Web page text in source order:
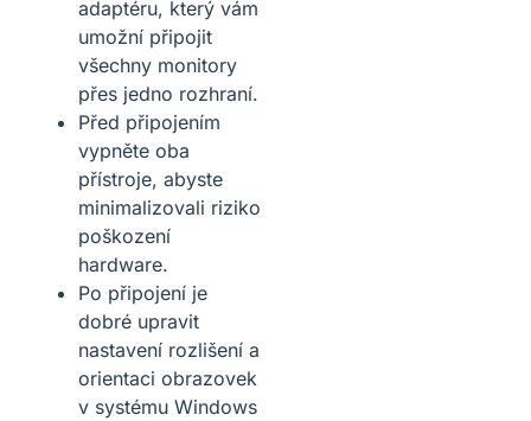
adaptéru, který vám
umožní připojit
všechny monitory
přes jedno rozhraní.
Před připojením
vypněte oba
přístroje, abyste
minimalizovali riziko
poškození
hardware.
Po připojení je
dobré upravit
nastavení rozlišení a
orientaci obrazovek
v systému Windows